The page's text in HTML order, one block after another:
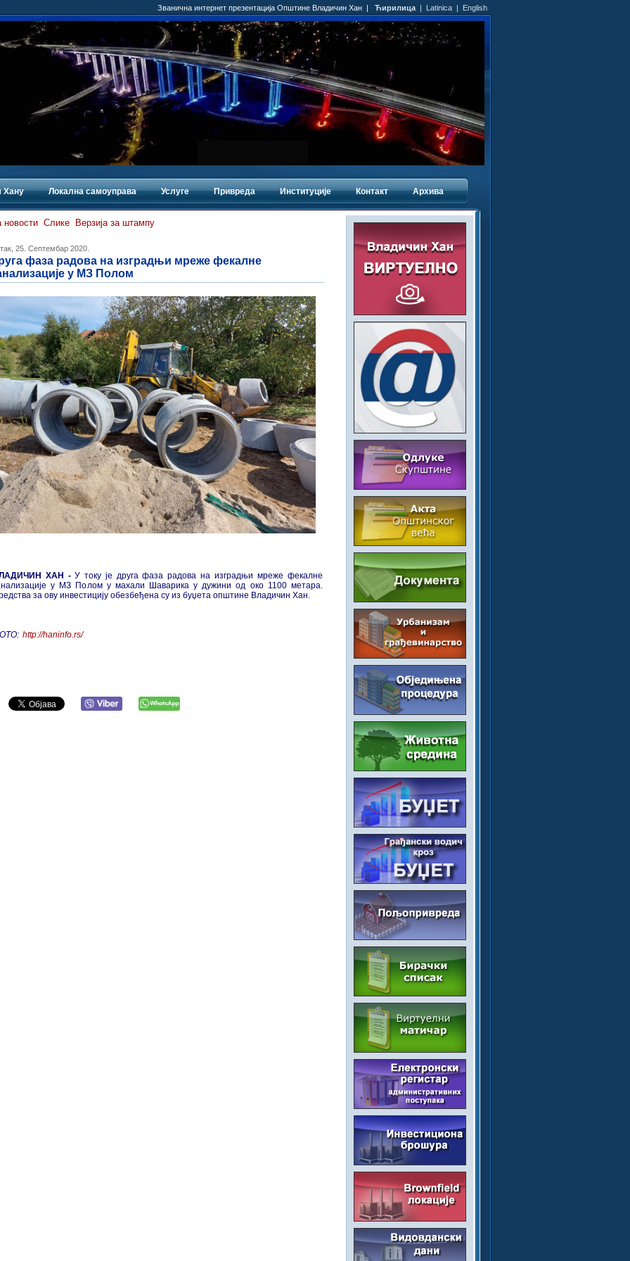
Званична интернет презентација Општине Владичин Хан | Ћирилица | Latinica | English
Хану Локална самоуправа Услуге Привреда Институције Контакт Архива
новости Слике Верзија за штампу
25. Септембар 2020.
фаза радова на изградњи мреже фекалне
у МЗ Полом
ХАН - У току је друга фаза радова на изградњи мреже фекалне
у МЗ Полом у махали Шаварика у дужини од око 1100 метара.
за ову инвестицију обезбеђена су из буџета општине Владичин Хан.
http://haninfo.rs/